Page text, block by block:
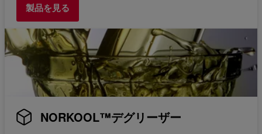
製品を見る
NORKOOL™デグリーザー